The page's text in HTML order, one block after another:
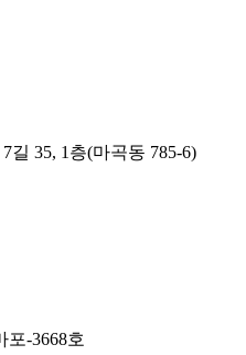
길 35, 1층(마곡동 785-6)
포-3668호